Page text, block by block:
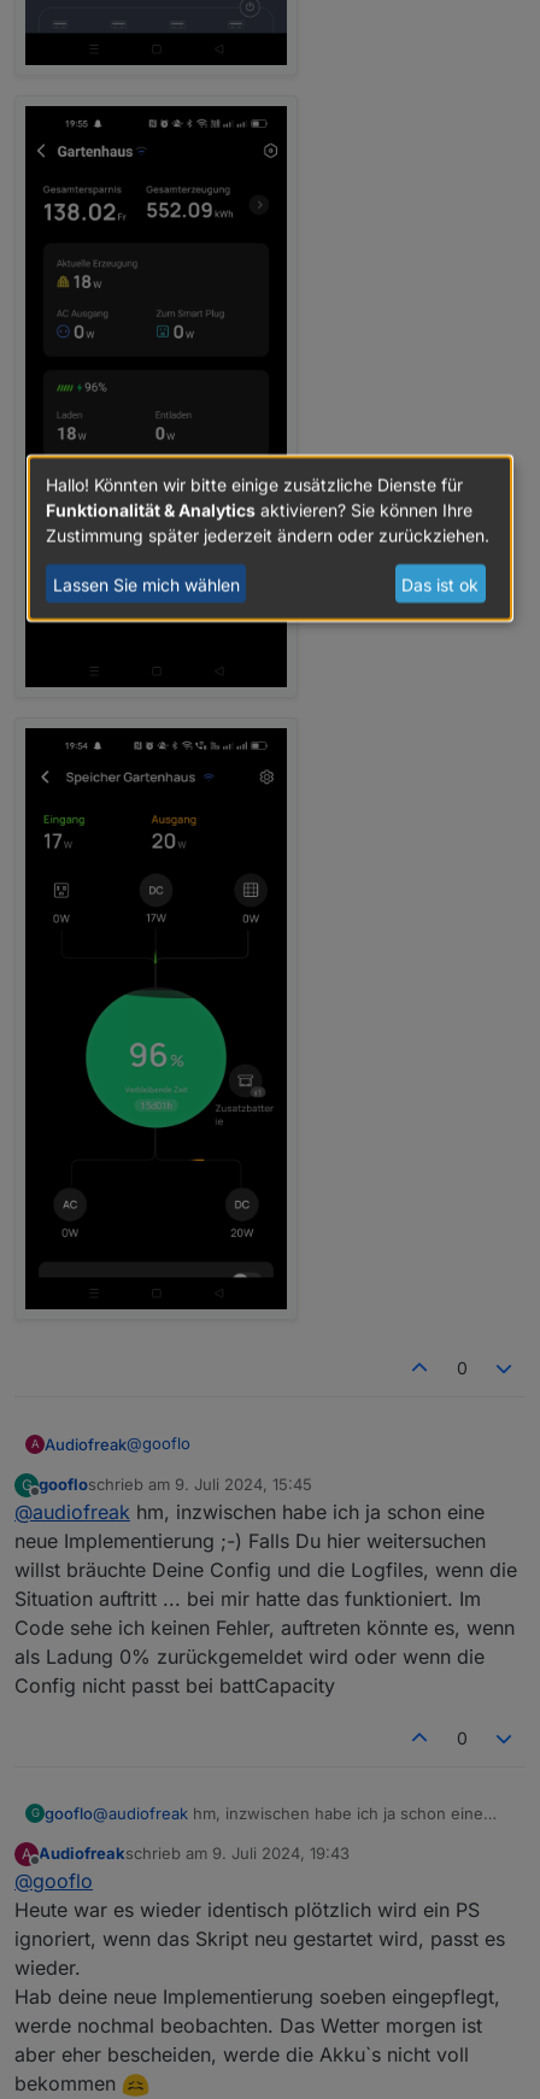
0
A Audiofreak@gooflo
Irgendwo wird ein kleiner Bug drin sein. Muss
dafür etwas ausholen:
Am Abend nach einem Sonnenreichen Tag, sind
beide PS voll am einspeisen wenn beide Akku voll
sind (battPozOn). PS-Anbau mit Speicher-Anbau ist
erheblich schneller voll da weniger Kapazität. Also,
Akku voll, battPozOn greift ein, PS-Anbau gibt
Vollgas und ich bin ins Netz am einspeisen. PS-
Gartenhaus versorgt nur den Speicher-Gartenhaus
bis auch da battPozOn eingreift.
hangen, wird die trotzdem weitergeladen.
"auf Standby" gestellt. Dann wird von PS-
und nicht volle 600 Watt.
Nun das "Problem" am Abend ohne Sonne
Ist: Speicher-Gartenhaus 100%, Speicher-Anbau ca.
90%.
Nur PS-Anbau speist ein, PS-Gartenhaus "schläft"
Hab es festgestellt, da war Speicher-Anbau bei
76% und Speicher-Gartenhaus immer noch bei
Nach Neustart vom Skript läuft es wieder normal
Entladen bis beide wieder ähnliche Werte haben.
G
Offline
goofloschrieb am 9. Juli 2024, 15:45
zuletzt editiert von
@audiofreak hm, inzwischen habe ich ja schon eine
neue Implementierung ;-) Falls Du hier weitersuchen
willst bräuchte Deine Config und die Logfiles, wenn die
Situation auftritt ... bei mir hatte das funktioniert. Im
Code sehe ich keinen Fehler, auftreten könnte es, wenn
als Ladung 0% zurückgemeldet wird oder wenn die
Config nicht passt bei battCapacity
0
G gooflo@audiofreak hm, inzwischen habe ich ja schon eine
willst bräuchte Deine Config und die Logfiles, wenn die
Code sehe ich keinen Fehler, auftreten könnte es,
wenn als Ladung 0% zurückgemeldet wird oder wenn
die Config nicht passt bei battCapacity
A
Offline
Audiofreakschrieb am 9. Juli 2024, 19:43
zuletzt editiert von
@gooflo
Heute war es wieder identisch plötzlich wird ein PS
ignoriert, wenn das Skript neu gestartet wird, passt es
wieder.
Hab deine neue Implementierung soeben eingepflegt,
werde nochmal beobachten. Das Wetter morgen ist
aber eher bescheiden, werde die Akku`s nicht voll
bekommen
Hallo! Könnten wir bitte einige zusätzliche Dienste für
Funktionalität & Analytics aktivieren? Sie können Ihre
Zustimmung später jederzeit ändern oder zurückziehen.
Lassen Sie mich wählen Das ist ok